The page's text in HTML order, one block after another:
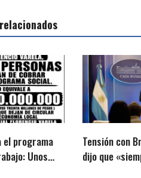
el programa
Unos
Tensión con
dijo que